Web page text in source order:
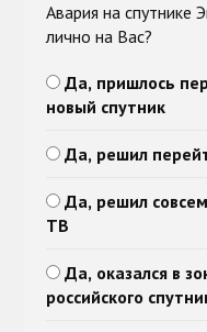
Авария на спутнике
лично на Вас?
Да, пришлось
новый спутник
Да, решил
Да, решил
ТВ
Да, оказался в
российского